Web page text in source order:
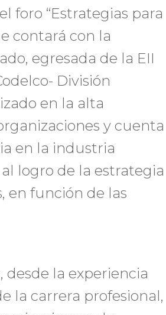
foro “Estrategias para
contará con la
egresada de la EII
División
en la alta
y cuenta
en la industria
logro de la estrategia
en función de las
desde la experiencia
la carrera profesional,